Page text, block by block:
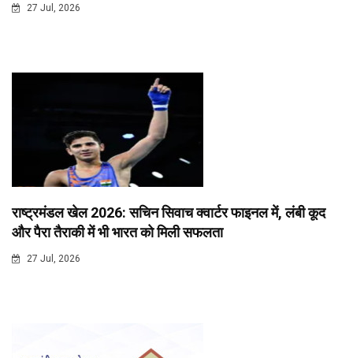
27 Jul, 2026
राष्ट्रमंडल खेल 2026: सचिन सिवाच क्वार्टर फाइनल में, लंबी कूद
और पैरा तैराकी में भी भारत को मिली सफलता
27 Jul, 2026